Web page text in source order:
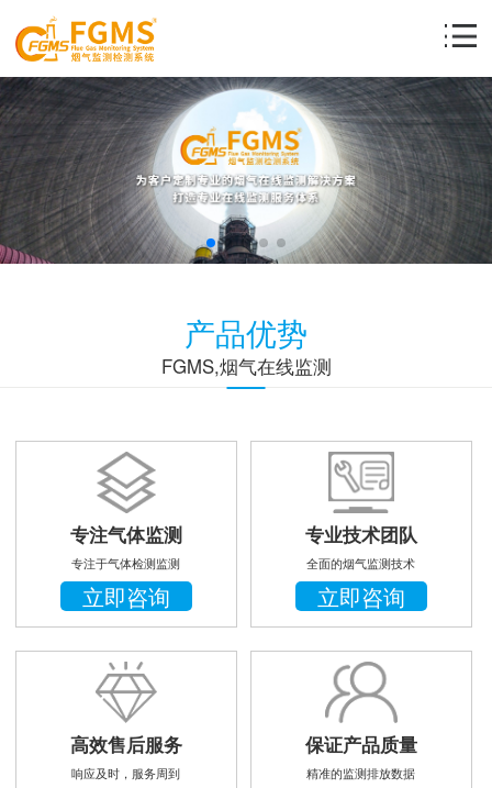
产品优势
FGMS,烟气在线监测
专注气体监测
专注于气体检测监测
立即咨询
专业技术团队
全面的烟气监测技术
立即咨询
高效售后服务
响应及时，服务周到
保证产品质量
精准的监测排放数据